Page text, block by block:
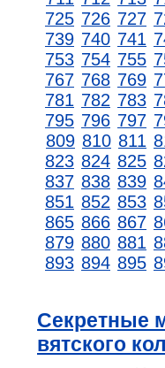
725 726 727
739 740 741
753 754 755
767 768 769
781 782 783
795 796 797
809 810 811
823 824 825
837 838 839
851 852 853
865 866 867
879 880 881
893 894 895
Секретные
вятского